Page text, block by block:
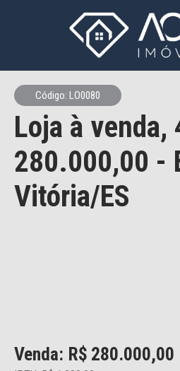
Código: LO0080
Loja à venda,
280.000,00 -
Vitória/ES
Venda: R$ 280.000,00